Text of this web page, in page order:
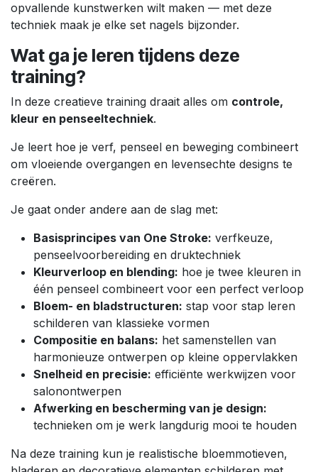
opvallende kunstwerken wilt maken — met deze
techniek maak je elke set nagels bijzonder.
Wat ga je leren tijdens deze
training?
In deze creatieve training draait alles om controle,
kleur en penseeltechniek.
Je leert hoe je verf, penseel en beweging combineert
om vloeiende overgangen en levensechte designs te
creëren.
Je gaat onder andere aan de slag met:
Basisprincipes van One Stroke: verfkeuze,
penseelvoorbereiding en druktechniek
Kleurverloop en blending: hoe je twee kleuren in
één penseel combineert voor een perfect verloop
Bloem- en bladstructuren: stap voor stap leren
schilderen van klassieke vormen
Compositie en balans: het samenstellen van
harmonieuze ontwerpen op kleine oppervlakken
Snelheid en precisie: efficiënte werkwijzen voor
salonontwerpen
Afwerking en bescherming van je design:
technieken om je werk langdurig mooi te houden
Na deze training kun je realistische bloemmotieven,